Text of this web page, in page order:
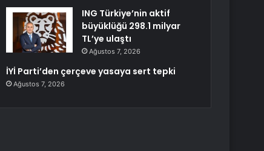
ING Türkiye’nin aktif
büyüklüğü 298.1 milyar
TL’ye ulaştı
Ağustos 7, 2026
İYİ Parti’den çerçeve yasaya sert tepki
Ağustos 7, 2026